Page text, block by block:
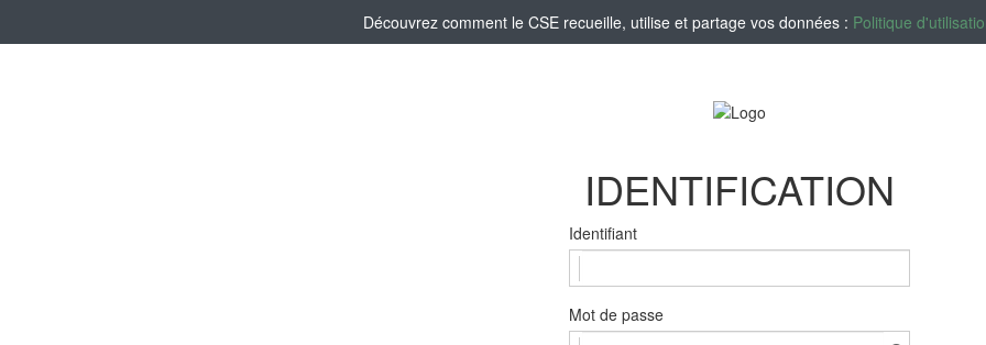
Découvrez comment le CSE recueille, utilise et partage vos données : Politique
IDENTIFICATION
Identifiant
Mot de passe